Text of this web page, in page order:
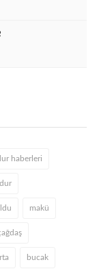
haberleri
makü
bucak